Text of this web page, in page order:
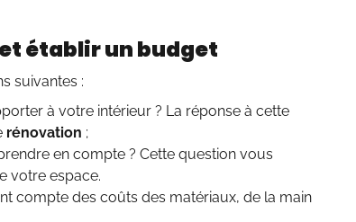
établir un budget
suivantes :
à votre intérieur ? La réponse à cette
rénovation ;
en compte ? Cette question vous
votre espace.
compte des coûts des matériaux, de la main